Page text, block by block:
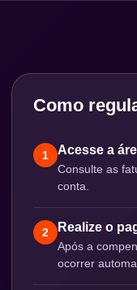
Como
1 Acesse a
Consulte as
conta.
2 Realize o
Após a
ocorrer